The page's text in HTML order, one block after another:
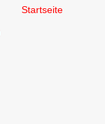
Startseite